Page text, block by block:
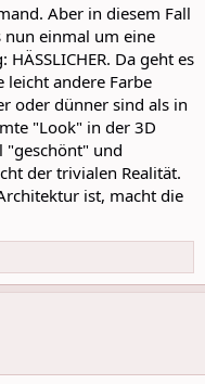
Aber in diesem Fall
nun einmal um eine
Da geht es
leicht andere Farbe
oder dünner sind als in
"Look" in der 3D
"geschönt" und
der trivialen Realität.
ist, macht die